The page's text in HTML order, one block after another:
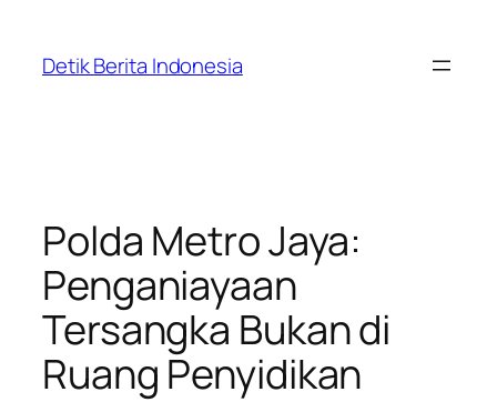
content
Detik Berita Indonesia
Polda Metro Jaya:
Penganiayaan
Tersangka Bukan di
Ruang Penyidikan